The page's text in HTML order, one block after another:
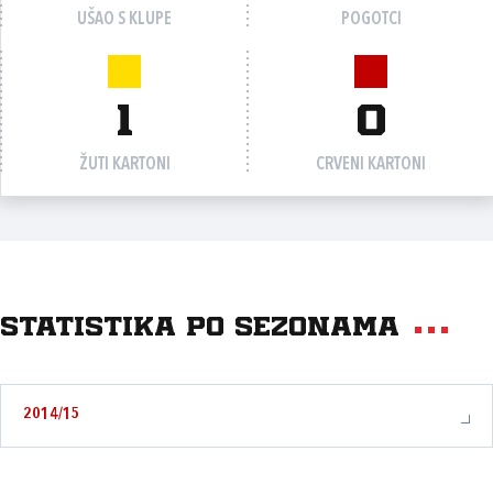
UŠAO S KLUPE POGOTCI
1
ŽUTI KARTONI
0
CRVENI KARTONI
Statistika po sezonama
2014/15